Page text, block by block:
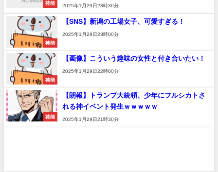
芸能
2025年1月29日23時30分
芸能
【SNS】新潟の工場女子、可愛すぎる！
2025年1月29日23時00分
芸能
【画像】こういう趣味の女性と付き合いたい！
2025年1月29日22時00分
芸能
【朗報】トランプ大統領、少年にフルシカトさ
れる神イベント発生ｗｗｗｗｗ
2025年1月29日21時30分